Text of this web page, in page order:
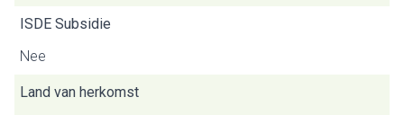
ISDE Subsidie
Nee
Land van herkomst